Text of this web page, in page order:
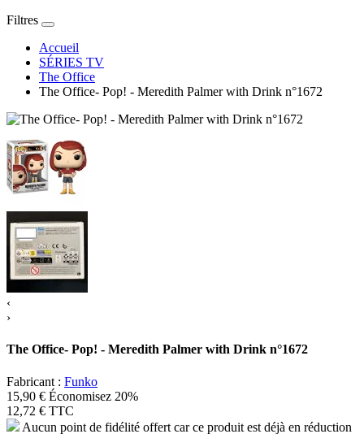
Filtres
Accueil
SÉRIES TV
The Office
The Office- Pop! - Meredith Palmer with Drink n°1672
‹
›
The Office- Pop! - Meredith Palmer with Drink n°1672
Fabricant : Funko
15,90 € Économisez 20%
12,72 € TTC
Aucun point de fidélité offert car ce produit est déjà en réduction